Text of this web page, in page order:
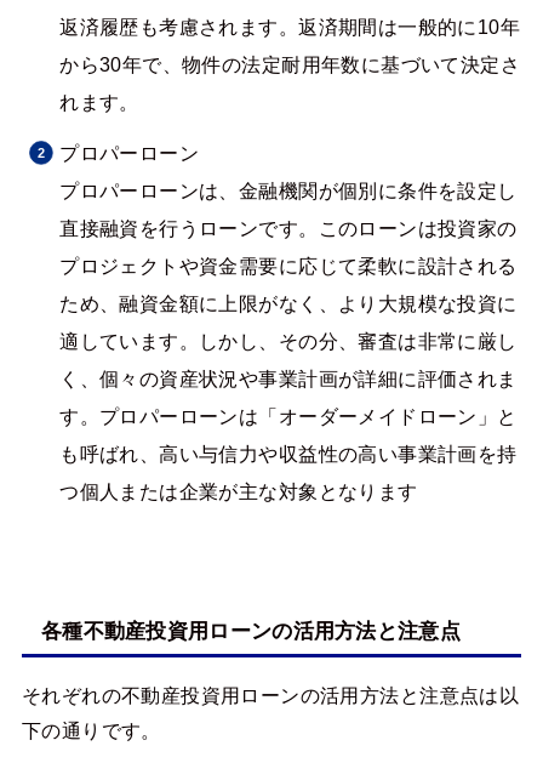
返済履歴も考慮されます。返済期間は一般的に10年
から30年で、物件の法定耐用年数に基づいて決定さ
れます。
プロパーローン
プロパーローンは、金融機関が個別に条件を設定し
直接融資を行うローンです。このローンは投資家の
プロジェクトや資金需要に応じて柔軟に設計される
ため、融資金額に上限がなく、より大規模な投資に
適しています。しかし、その分、審査は非常に厳し
く、個々の資産状況や事業計画が詳細に評価されま
す。プロパーローンは「オーダーメイドローン」と
も呼ばれ、高い与信力や収益性の高い事業計画を持
つ個人または企業が主な対象となります
各種不動産投資用ローンの活用方法と注意点
それぞれの不動産投資用ローンの活用方法と注意点は以
下の通りです。